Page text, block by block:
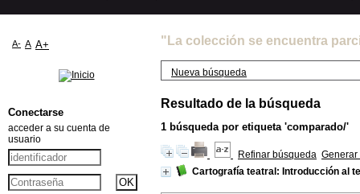
"La colección se encuentra
Nueva búsqueda
Resultado de la búsqueda
1 búsqueda por etiqueta 'comparado/'
Refinar búsqueda Generar
Cartografía teatral: Introducción al
A- A A+
Conectarse
acceder a su cuenta de
usuario